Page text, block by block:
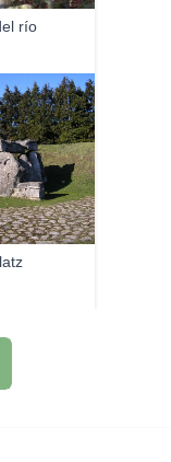
río